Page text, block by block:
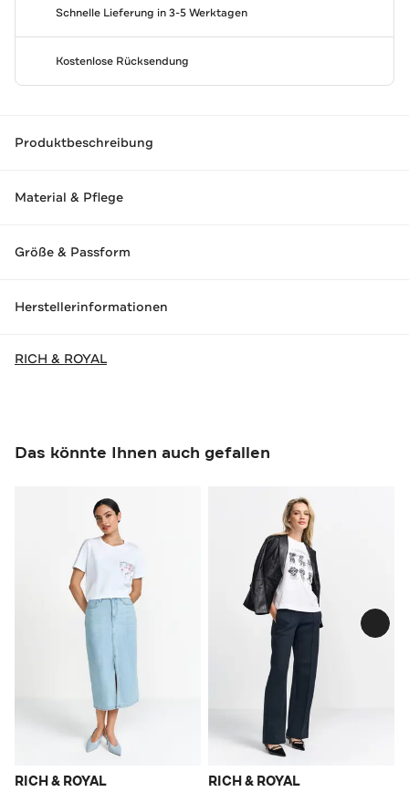
Schnelle Lieferung in 3-5 Werktagen
Kostenlose Rücksendung
Produktbeschreibung
Material & Pflege
Größe & Passform
Herstellerinformationen
RICH & ROYAL
Das könnte Ihnen auch gefallen
RICH & ROYAL RICH & ROYAL